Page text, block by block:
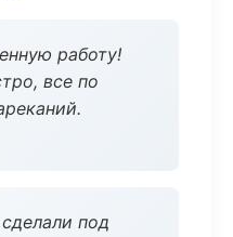
работу!
все по
под